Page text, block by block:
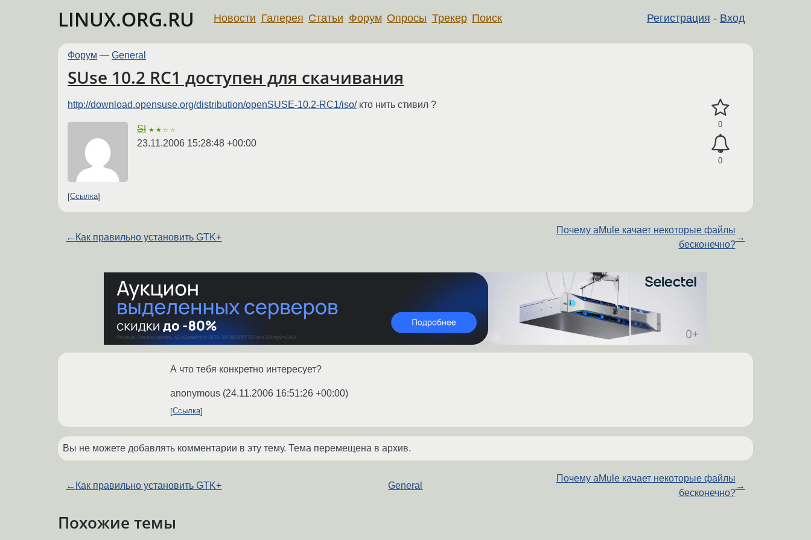
LINUX.ORG.RU Регистрация - Вход
Новости Галерея Статьи Форум Опросы Трекер Поиск
Форум — General
SUse 10.2 RC1 доступен для скачивания
0
0
http://download.opensuse.org/distribution/openSUSE-10.2-RC1/iso/кто нить стивил ?
SI ★★☆☆
23.11.2006 15:28:48 +00:00
Ссылка
← Как правильно установить GTK+
Почему aMule качает некоторые файлы
бесконечно?
→
А что тебя конкретно интересует?
anonymous (24.11.2006 16:51:26 +00:00)
Ссылка
Вы не можете добавлять комментарии в эту тему. Тема перемещена в архив.
← Как правильно установить GTK+ General
Почему aMule качает некоторые файлы
бесконечно?
→
Похожие темы